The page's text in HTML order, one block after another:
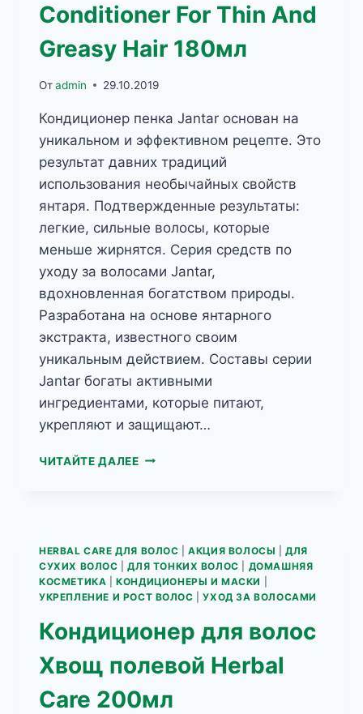
DELICATE
AND
VERY
DAMAGED
Conditioner For Thin And
Greasy Hair 180мл
Отadmin 29.10.2019
Кондиционер пенка Jantar основан на
уникальном и эффективном рецепте. Это
результат давних традиций
использования необычайных свойств
янтаря. Подтвержденные результаты:
легкие, сильные волосы, которые
меньше жирнятся. Серия средств по
уходу за волосами Jantar,
вдохновленная богатством природы.
Разработана на основе янтарного
экстракта, известного своим
уникальным действием. Составы серии
Jantar богаты активными
ингредиентами, которые питают,
укрепляют и защищают…
ЧИТАЙТЕ ДАЛЕЕКОНДИЦИОНЕР
ЖИРНЫХ
ВОЛОС
С
ЭКСТРАКТОМ
JANTAR
FOAM
HAIR
CONDITIONER
FOR
HERBAL CARE ДЛЯ ВОЛОС |АКЦИЯ ВОЛОСЫ |ДЛЯ
СУХИХ ВОЛОС |ДЛЯ ТОНКИХ ВОЛОС
ДОМАШНЯЯ
КОСМЕТИКА |КОНДИЦИОНЕРЫ И МАСКИ
УКРЕПЛЕНИЕ И РОСТ ВОЛОС |УХОД ЗА ВОЛОСАМИ
Кондиционер для волос
Хвощ полевой Herbal
Care 200мл